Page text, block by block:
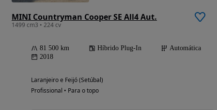
MINI Countryman Cooper SE All4 Aut.
1499 cm3 • 224 cv
81 500 km Híbrido Plug-In
Automática
2018
Laranjeiro e Feijó (Setúbal)
Profissional • Para o topo